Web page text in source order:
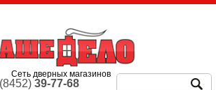
Сеть дверных магазинов
39-77-68